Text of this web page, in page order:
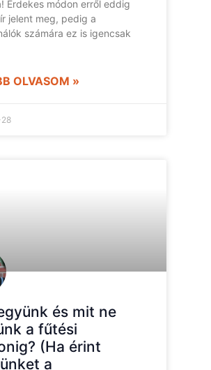
Érdekes módon erről eddig
jelent meg, pedig a
számára ez is igencsak
OLVASOM »
és mit ne
a fűtési
(Ha érint
a